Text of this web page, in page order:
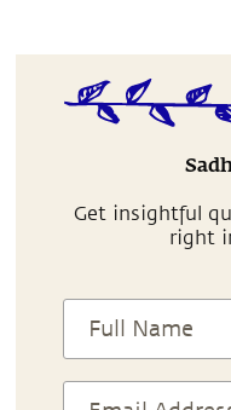
Get insightful
right